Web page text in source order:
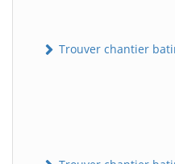
Trouver chantier